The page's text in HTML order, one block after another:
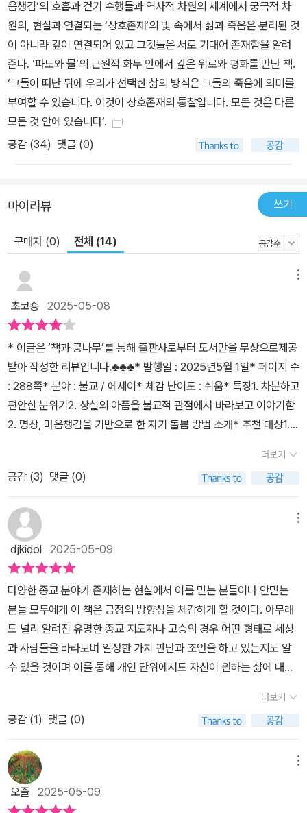
는다. “과거는 이미 지나갔고 미래는 아직 오지 않았습니다. 현재의
순간에 머무를 수 있다면 우리는 삶을 깊이 살 수 있습니다. _본문 중
에서 이 책을 통해 탄생과 죽음의 경계를 허물고 현재의 순간을 더 깊
이 있게, 의미 있게 만들어 보자. 삶의 아름다움을 깨닫고, 매 순간을
소중히 여기며 참된 평화를 얻게 될 것이다.
음챙김‘의 호흡과 걷기 수행들과 역사적 차원의 세계에서 궁극적 차
원의, 현실과 연결되는 ‘상호존재‘의 빛 속에서 삶과 죽음은 분리된 것
이 아니라 깊이 연결되어 있고 그것들은 서로 기대어 존재함을 알려
준다. ‘파도와 물‘의 근원적 화두 안에서 깊은 위로와 평화를 만난 책.
‘그들이 떠난 뒤에 우리가 선택한 삶의 방식은 그들의 죽음에 의미를
부여할 수 있습니다. 이것이 상호존재의 통찰입니다. 모든 것은 다른
모든 것 안에 있습니다‘.
공감 (34) 댓글 (0)
마이리뷰 쓰기
구매자 (0) 전체 (14)
초코숑 2025-05-08
* 이글은 ‘책과 콩나무’를 통해 출판사로부터 도서만을 무상으로제공
받아 작성한 리뷰입니다.♣♣♣* 발행일 : 2025년5월 1일* 페이지 수
: 288쪽* 분야 : 불교 / 에세이* 체감 난이도 : 쉬움* 특징1. 차분하고
편안한 분위기2. 상실의 아픔을 불교적 관점에서 바라보고 이야기함
2. 명상, 마음챙김을 기반으로 한 자기 돌봄 방법 소개* 추천 대상1.
음을 가라앉히고 싶은 사람♣♣♣<마음은 사라지지않는다>는 틱낫한
스님의 말씀을 통해 사랑하는 이를 잃은 사람들의 마음을 어루만져
주고 다독여주는책이다. 사랑하는 이를 떠나보내 본 사람이라면 그
마음을 추스르는 것이 참… 힘들다는 것을 너무도 잘 알고 있을 것이
다. 나 또한 그랬다. 슬퍼서 울어본 적은 있었어도, 울면서 가슴속이
뜨거워지는 경험은처음이었다. 몸과 마음 전체가 슬퍼하는 느낌을 그
때 처음 알게 되었다.당시의 나는 머릿속에서 그토록 생생한 모습이,
그 감촉과 그 향기가 현실일 수 없다는 것을받아들이기 어려웠다. 그
래서 그 감정과 기억을 그대로 상자 속에 담아 마음속 깊은 곳으로 치
워버렸다. 그렇게 마음을 가둬두는 것이 좋은 방법이 아니라는 걸 알
고 있었음에도… 그렇게해버렸다. 일 년 즈음 지난 뒤 마음속 상자를
열어보려 했지만 잘 안되었다. 생각이나 느낌을 꺼내려 해도 무언가
에 가로막힌 느낌이 들었다. 그때는아직 때가 아닌가 싶어 다시 상자
를 닫아 버렸다. 그리고 2년이더 흐른 어느 날, <마음은 사라지지 않
어 달래 줄 기회라고 느꼈다. 그래서 이 책을 만나보게 되었다. 이 책
은 사랑하는 이의 죽음으로 괴로워하는 사람들의 마음을 가라앉히는
방법을 알려 준다. 이 부분에서는 주로 마음 챙김, 명상과호흡법을 기
반으로 한 활동들을 소개한다. 그러면서 동시에 불교의 가르침과 상
더보기
공감 (3) 댓글 (0)
djkidol 2025-05-09
다양한 종교 분야가 존재하는 현실에서 이를 믿는 분들이나 안믿는
분들 모두에게 이 책은 긍정의 방향성을 체감하게 할 것이다. 아무래
도 널리 알려진 유명한 종교 지도자나 고승의 경우 어떤 형태로 세상
과 사람들을 바라보며 일정한 가치 판단과 조언을 하고 있는지도 알
수 있을 것이며 이를 통해 개인 단위에서도 자신이 원하는 삶에 대해
고 직관적으로 표현하는 조언서일 것이다. 특히 불교 명상이나 수행
분야에 관심이 있다면 더 쉽게 만나 볼 수 있어서 참고했으면 한다.​<
마음은 사라지지 않는다> 예전과 달라진 세상의 모습이나 사람들의
성향으로 인해 부정적인 감정과 경험을 하는 분들도 적지 않고 그럼
에도 용기와 희망을 갖고 현실의 삶에 최선을 다하며 살아가는 분들
도 존재할 것이다. 막연해 보이는 부분에 대해 때로는 조언을 통해 배
더보기
공감 (1) 댓글 (0)
오즐 2025-05-09